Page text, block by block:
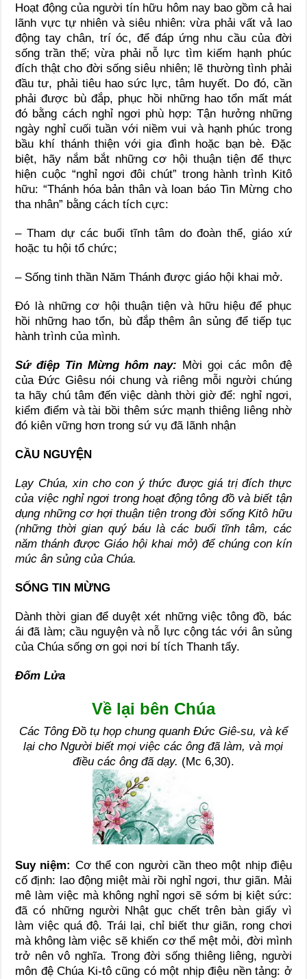
Hoạt động của người tín hữu hôm nay bao gồm cả hai
lãnh vực tự nhiên và siêu nhiên: vừa phải vất vả lao
động tay chân, trí óc, để đáp ứng nhu cầu của đời
sống trần thế; vừa phải nỗ lực tìm kiếm hạnh phúc
đích thật cho đời sống siêu nhiên; lẽ thường tình phải
đầu tư, phải tiêu hao sức lực, tâm huyết. Do đó, cần
phải được bù đắp, phục hồi những hao tổn mất mát
đó bằng cách nghỉ ngơi phù hợp: Tận hưởng những
ngày nghỉ cuối tuần với niềm vui và hạnh phúc trong
bầu khí thánh thiện với gia đình hoặc bạn bè. Đặc
biệt, hãy nắm bắt những cơ hội thuận tiện để thực
hiện cuộc “nghỉ ngơi đôi chút” trong hành trình Kitô
hữu: “Thánh hóa bản thân và loan báo Tin Mừng cho
tha nhân” bằng cách tích cực:
– Tham dự các buổi tĩnh tâm do đoàn thể, giáo xứ
hoặc tu hội tổ chức;
– Sống tinh thần Năm Thánh được giáo hội khai mở.
Đó là những cơ hội thuận tiện và hữu hiệu để phục
hồi những hao tổn, bù đắp thêm ân sủng để tiếp tục
hành trình của mình.
Sứ điệp Tin Mừng hôm nay: Mời gọi các môn đệ
của Đức Giêsu nói chung và riêng mỗi người chúng
ta hãy chú tâm đến việc dành thời giờ để: nghỉ ngơi,
kiểm điểm và tài bồi thêm sức mạnh thiêng liêng nhờ
đó kiên vững hơn trong sứ vụ đã lãnh nhận
CẦU NGUYỆN
Lạy Chúa, xin cho con ý thức được giá trị đích thực
của việc nghỉ ngơi trong hoạt động tông đồ và biết tận
dụng những cơ hợi thuận tiện trong đời sống Kitô hữu
(những thời gian quý báu là các buổi tĩnh tâm, các
năm thánh được Giáo hội khai mở) để chúng con kín
múc ân sủng của Chúa.
SỐNG TIN MỪNG
Dành thời gian để duyệt xét những việc tông đồ, bác
ái đã làm; cầu nguyện và nỗ lực cộng tác với ân sủng
của Chúa sống ơn gọi nơi bí tích Thanh tẩy.
Đốm Lửa
Về lại bên Chúa
Các Tông Đồ tụ họp chung quanh Đức Giê-su, và kể
lại cho Người biết mọi việc các ông đã làm, và mọi
điều các ông đã dạy. (Mc 6,30).
Suy niệm: Cơ thể con người cần theo một nhịp điệu
cố định: lao động miệt mài rồi nghỉ ngơi, thư giãn. Mải
mê làm việc mà không nghỉ ngơi sẽ sớm bị kiệt sức:
đã có những người Nhật gục chết trên bàn giấy vì
làm việc quá độ. Trái lại, chỉ biết thư giãn, rong chơi
mà không làm việc sẽ khiến cơ thể mệt mỏi, đời mình
trở nên vô nghĩa. Trong đời sống thiêng liêng, người
môn đệ Chúa Ki-tô cũng có một nhịp điệu nền tảng: ở